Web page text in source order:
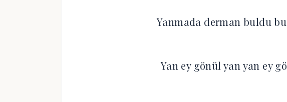
Yanmada derman buldu
Yan ey gönül yan yan ey